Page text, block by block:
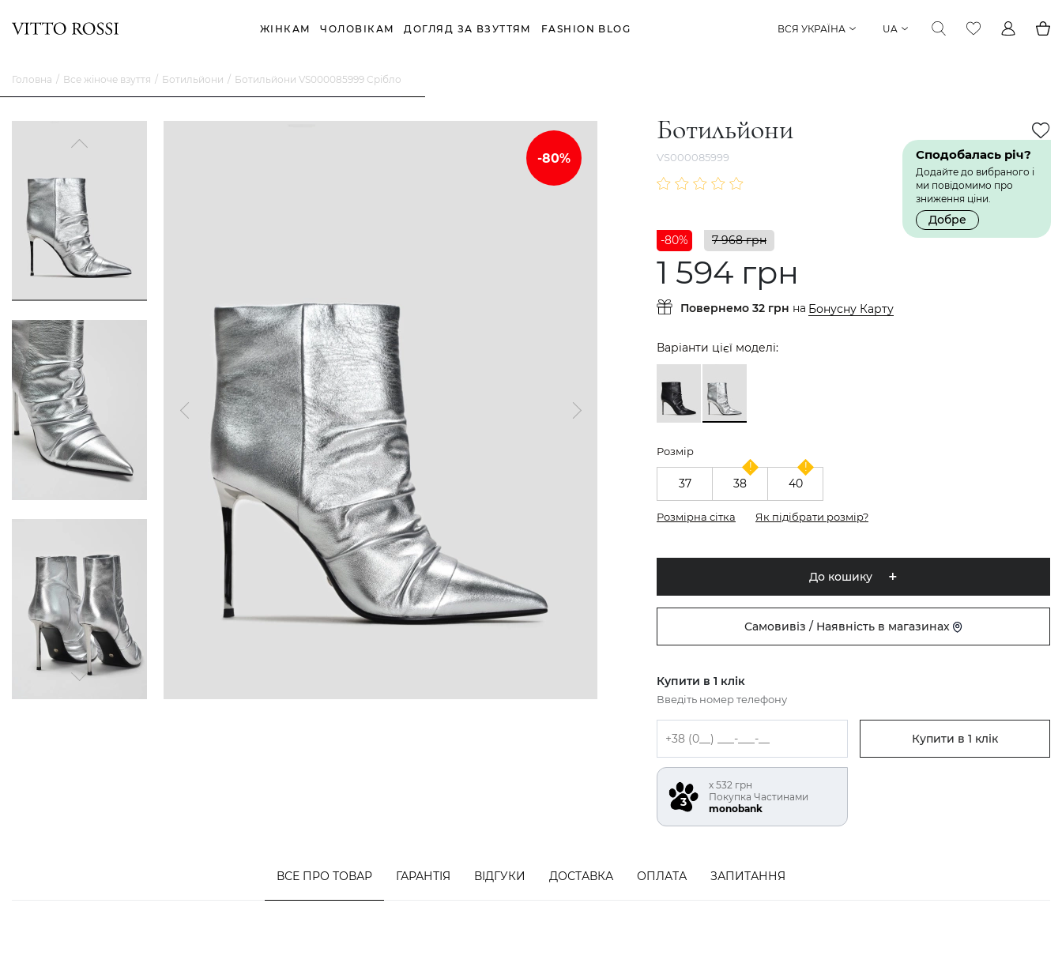
ЖІНКАМ ЧОЛОВІКАМ ДОГЛЯД ЗА ВЗУТТЯМ FASHION BLOG ВСЯ УКРАЇНА UA
Головна Все жіноче взуття Ботильйони Ботильйони VS000085999 Срібло
Ботильйони
VS000085999 Сподобалась річ?
Додайте до вибраного і
ми повідомимо про
зниження ціни.
Добре
-80%
7 968 грн
1 594 грн
Повернемо 32 грн на Бонусну Карту
Варіанти цієї моделі:
Розмір
37 38 40
Розмірна сітка Як підібрати розмір?
До кошику
Самовивіз / Наявність в магазинах
Купити в 1 клік
Введіть номер телефону
Купити в 1 клік
х 532 грн
Покупка Частинами
monobank
ВСЕ ПРО ТОВАР ГАРАНТІЯ ВІДГУКИ ДОСТАВКА ОПЛАТА ЗАПИТАННЯ